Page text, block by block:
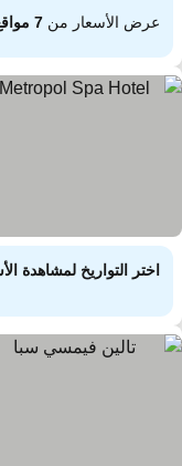
عرض الأسعار من7 مواقع
اختر التواريخ لمشاهدة